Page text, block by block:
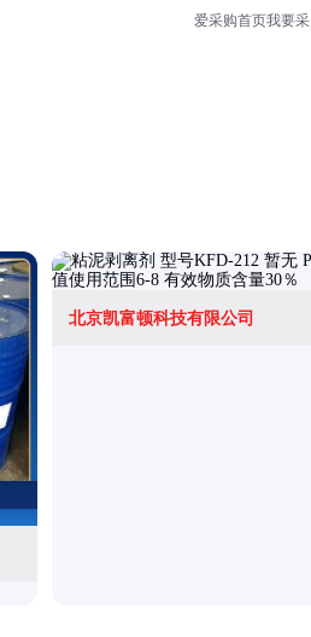
爱采购首页我要
北京凯富顿科技有限公司